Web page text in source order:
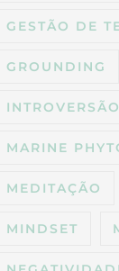
GESTÃO DE
GROUNDING
INTROVERSÃO
MARINE
MEDITAÇÃO
MINDSET